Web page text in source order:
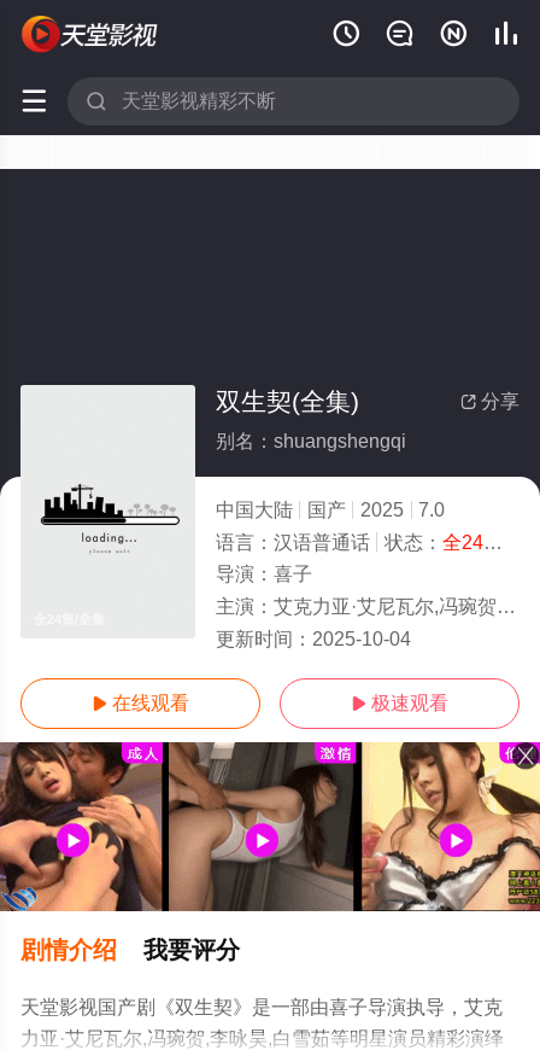
   
 
 分享
双生契(全集)
别名：shuangshengqi
中国大陆 国产 2025
7.0
语言： 汉语普通话 状态： 全24集
导演： 喜子
主演： 艾克力亚·艾尼瓦尔,冯琬贺,李咏昊,白雪茹
更新时间： 2025-10-04
 在线观看  极速观看
剧情介绍 我要评分
天堂影视国产剧《双生契》是一部由喜子导演执导，艾克
力亚·艾尼瓦尔,冯琬贺,李咏昊,白雪茹等明星演员精彩演绎